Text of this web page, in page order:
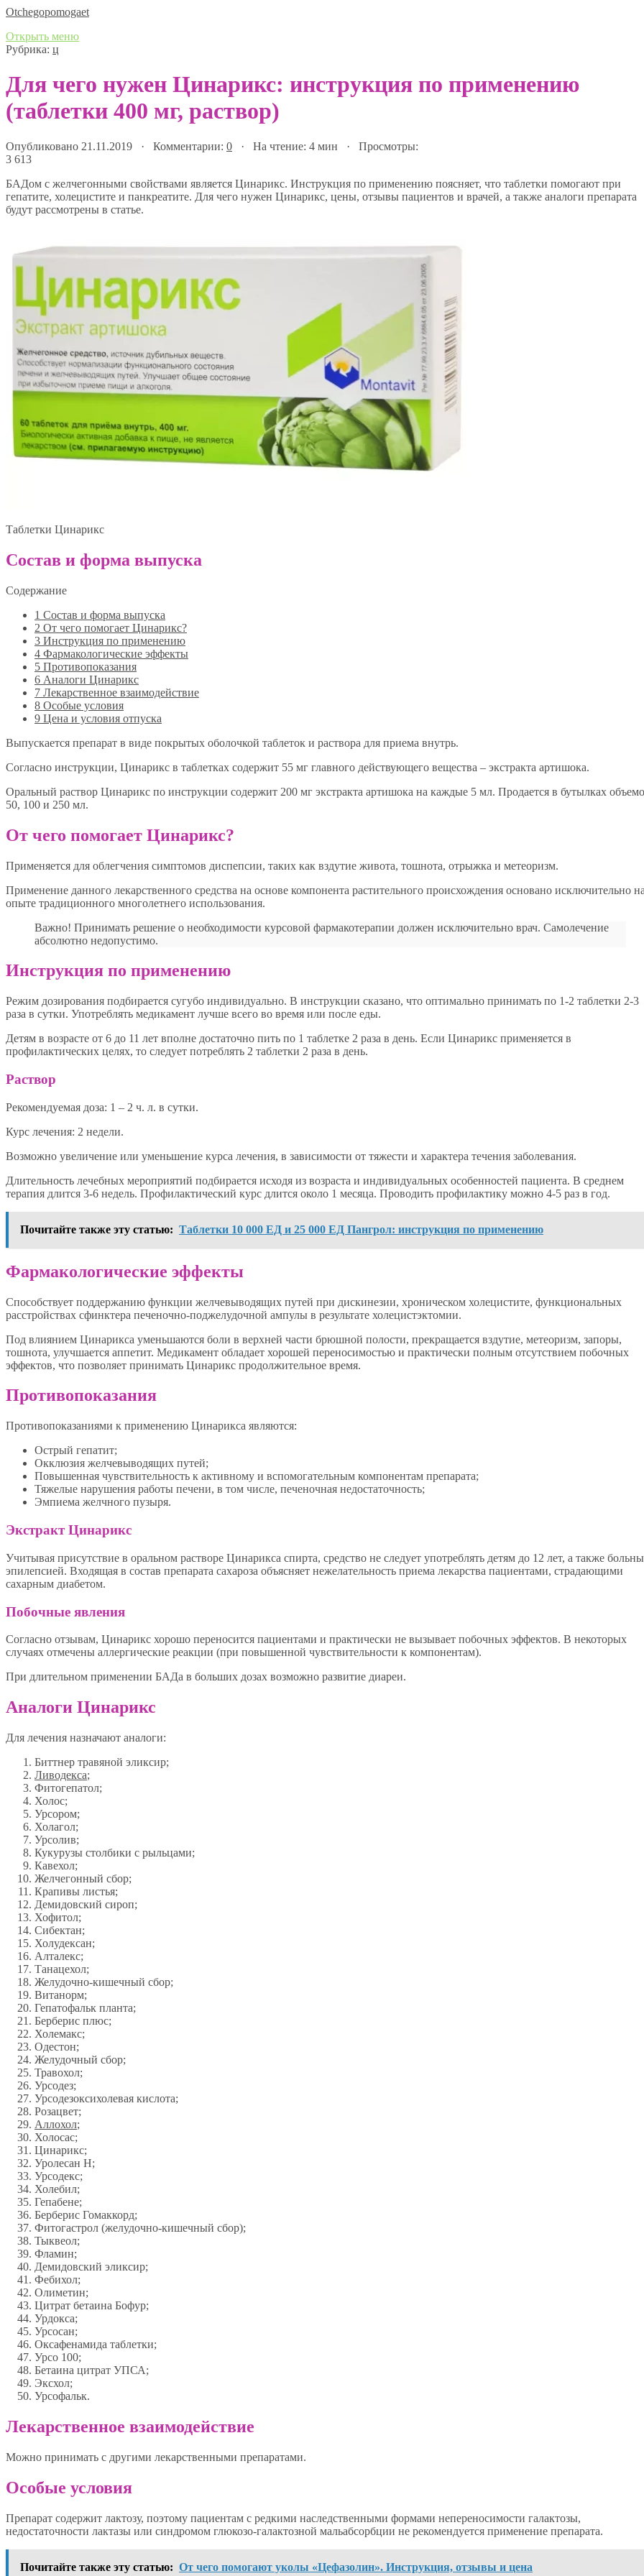
Оtchegopomogaet
Открыть меню
Рубрика: ц
Для чего нужен Цинарикс: инструкция по применению
(таблетки 400 мг, раствор)
Опубликовано 21.11.2019 · Комментарии: 0 · На чтение: 4 мин · Просмотры:
3 613
БАДом с желчегонными свойствами является Цинарикс. Инструкция по применению поясняет, что таблетки помогают при
гепатите, холецистите и панкреатите. Для чего нужен Цинарикс, цены, отзывы пациентов и врачей, а также аналоги препарата
будут рассмотрены в статье.
Таблетки Цинарикс
Состав и форма выпуска
Содержание
1 Состав и форма выпуска
2 От чего помогает Цинарикс?
3 Инструкция по применению
4 Фармакологические эффекты
5 Противопоказания
6 Аналоги Цинарикс
7 Лекарственное взаимодействие
8 Особые условия
9 Цена и условия отпуска
Выпускается препарат в виде покрытых оболочкой таблеток и раствора для приема внутрь.
Согласно инструкции, Цинарикс в таблетках содержит 55 мг главного действующего вещества – экстракта артишока.
Оральный раствор Цинарикс по инструкции содержит 200 мг экстракта артишока на каждые 5 мл. Продается в бутылках
50, 100 и 250 мл.
От чего помогает Цинарикс?
Применяется для облегчения симптомов диспепсии, таких как вздутие живота, тошнота, отрыжка и метеоризм.
Применение данного лекарственного средства на основе компонента растительного происхождения основано исключительно
опыте традиционного многолетнего использования.
Важно! Принимать решение о необходимости курсовой фармакотерапии должен исключительно врач. Самолечение
абсолютно недопустимо.
Инструкция по применению
Режим дозирования подбирается сугубо индивидуально. В инструкции сказано, что оптимально принимать по 1-2 таблетки 2-3
раза в сутки. Употреблять медикамент лучше всего во время или после еды.
Детям в возрасте от 6 до 11 лет вполне достаточно пить по 1 таблетке 2 раза в день. Если Цинарикс применяется в
профилактических целях, то следует потреблять 2 таблетки 2 раза в день.
Раствор
Рекомендуемая доза: 1 – 2 ч. л. в сутки.
Курс лечения: 2 недели.
Возможно увеличение или уменьшение курса лечения, в зависимости от тяжести и характера течения заболевания.
Длительность лечебных мероприятий подбирается исходя из возраста и индивидуальных особенностей пациента. В среднем
терапия длится 3-6 недель. Профилактический курс длится около 1 месяца. Проводить профилактику можно 4-5 раз в год.
Почитайте также эту статью: Таблетки 10 000 ЕД и 25 000 ЕД Пангрол: инструкция по применению
Фармакологические эффекты
Способствует поддержанию функции желчевыводящих путей при дискинезии, хроническом холецистите, функциональных
расстройствах сфинктера печеночно-поджелудочной ампулы в результате холецистэктомии.
Под влиянием Цинарикса уменьшаются боли в верхней части брюшной полости, прекращается вздутие, метеоризм, запоры,
тошнота, улучшается аппетит. Медикамент обладает хорошей переносимостью и практически полным отсутствием побочных
эффектов, что позволяет принимать Цинарикс продолжительное время.
Противопоказания
Противопоказаниями к применению Цинарикса являются:
Острый гепатит;
Окклюзия желчевыводящих путей;
Повышенная чувствительность к активному и вспомогательным компонентам препарата;
Тяжелые нарушения работы печени, в том числе, печеночная недостаточность;
Эмпиема желчного пузыря.
Экстракт Цинарикс
Учитывая присутствие в оральном растворе Цинарикса спирта, средство не следует употреблять детям до 12 лет, а также
эпилепсией. Входящая в состав препарата сахароза объясняет нежелательность приема лекарства пациентами, страдающими
сахарным диабетом.
Побочные явления
Согласно отзывам, Цинарикс хорошо переносится пациентами и практически не вызывает побочных эффектов. В некоторых
случаях отмечены аллергические реакции (при повышенной чувствительности к компонентам).
При длительном применении БАДа в больших дозах возможно развитие диареи.
Аналоги Цинарикс
Для лечения назначают аналоги:
Биттнер травяной эликсир;
Ливодекса;
Фитогепатол;
Холос;
Урсором;
Холагол;
Урсолив;
Кукурузы столбики с рыльцами;
Кавехол;
Желчегонный сбор;
Крапивы листья;
Демидовский сироп;
Хофитол;
Сибектан;
Холудексан;
Алталекс;
Танацехол;
Желудочно-кишечный сбор;
Витанорм;
Гепатофальк планта;
Берберис плюс;
Холемакс;
Одестон;
Желудочный сбор;
Травохол;
Урсодез;
Урсодезоксихолевая кислота;
Розацвет;
Аллохол;
Холосас;
Цинарикс;
Уролесан Н;
Урсодекс;
Холебил;
Гепабене;
Берберис Гомаккорд;
Фитогастрол (желудочно-кишечный сбор);
Тыквеол;
Фламин;
Демидовский эликсир;
Фебихол;
Олиметин;
Цитрат бетаина Бофур;
Урдокса;
Урсосан;
Оксафенамида таблетки;
Урсо 100;
Бетаина цитрат УПСА;
Эксхол;
Урсофальк.
Лекарственное взаимодействие
Можно принимать с другими лекарственными препаратами.
Особые условия
Препарат содержит лактозу, поэтому пациентам с редкими наследственными формами непереносимости галактозы,
недостаточности лактазы или синдромом глюкозо-галактозной мальабсорбции не рекомендуется применение препарата.
Почитайте также эту статью: От чего помогают уколы «Цефазолин». Инструкция, отзывы и цена